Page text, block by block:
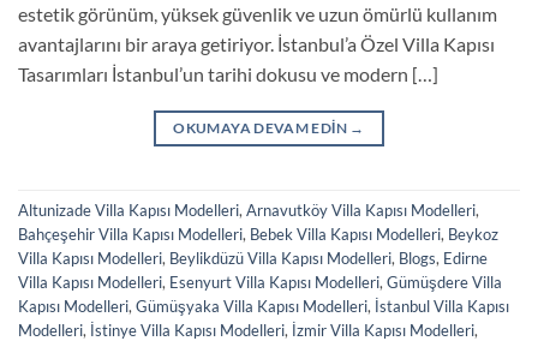
estetik görünüm, yüksek güvenlik ve uzun ömürlü kullanım
avantajlarını bir araya getiriyor. İstanbul’a Özel Villa Kapısı
Tasarımları İstanbul’un tarihi dokusu ve modern […]
OKUMAYA DEVAM EDIN →
Altunizade Villa Kapısı Modelleri, Arnavutköy Villa Kapısı Modelleri,
Bahçeşehir Villa Kapısı Modelleri, Bebek Villa Kapısı Modelleri, Beykoz
Villa Kapısı Modelleri, Beylikdüzü Villa Kapısı Modelleri, Blogs, Edirne
Villa Kapısı Modelleri, Esenyurt Villa Kapısı Modelleri, Gümüşdere Villa
Kapısı Modelleri, Gümüşyaka Villa Kapısı Modelleri, İstanbul Villa Kapısı
Modelleri, İstinye Villa Kapısı Modelleri, İzmir Villa Kapısı Modelleri,